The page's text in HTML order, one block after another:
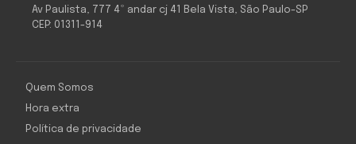
Av Paulista, 777 4º andar cj 41 Bela Vista, São Paulo-SP
CEP: 01311-914
Quem Somos
Hora extra
Política de privacidade